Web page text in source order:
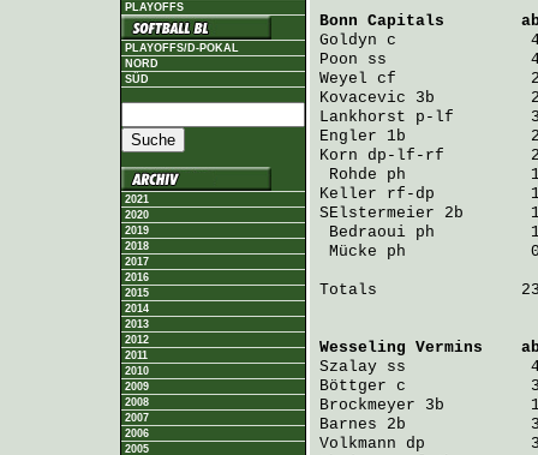
PLAYOFFS
PLAYOFFS/D-POKAL
NORD
SÜD
2021
2020
2019
2018
2017
2016
2015
2014
2013
2012
2011
2010
2009
2008
2007
2006
2005
Bonn Capitals
Goldyn c              4
Poon ss               4
Weyel cf              2
Kovacevic 3b          2
Lankhorst p-lf        3
Engler 1b             2
Korn dp-lf-rf         2
Rohde ph             1
Keller rf-dp          1
SElstermeier 2b
Bedraoui ph          1
Mücke ph
Totals
Wesseling Vermins
Szalay ss             4
Böttger c             3
Brockmeyer 3b         1
Barnes 2b             3
Volkmann dp           3